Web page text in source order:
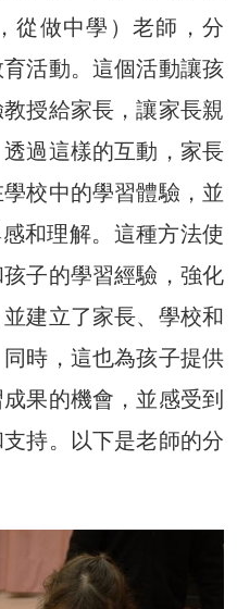
從做中學）老師，分
活動。這個活動讓孩
授給家長，讓家長親
過這樣的互動，家長
校中的學習體驗，並
和理解。這種方法使
子的學習經驗，強化
建立了家長、學校和
時，這也為孩子提供
果的機會，並感受到
持。以下是老師的分